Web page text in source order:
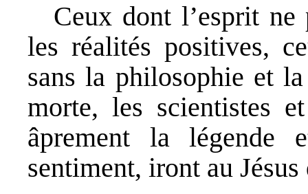
Ceux dont l’esprit
les réalités positives,
sans la philosophie et
morte, les scientistes
âprement la légende
sentiment, iront au Jésus